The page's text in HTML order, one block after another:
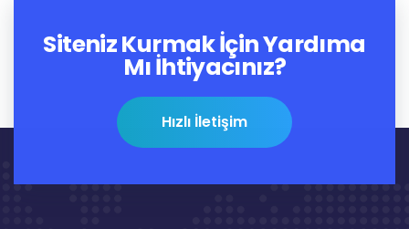
Siteniz Kurmak İçin Yardıma
Mı İhtiyacınız?
Hızlı İletişim